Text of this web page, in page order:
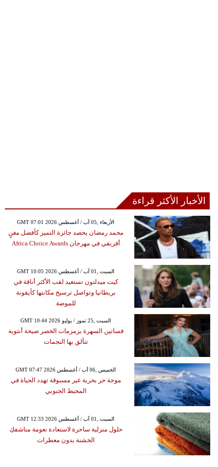
الأخبار الأكثر قراءة
GMT 07:01 2026 الأربعاء ,05 آب / أغسطس
محمد رمضان يحصد جائزة التميز كأفضل مغنٍ
أفريقي في مهرجان Africa Choice Awards
GMT 10:05 2026 السبت ,01 آب / أغسطس
كيت ميدلتون تستعيد لقب الأكثر أناقة في
بريطانيا وتواصل ترسيخ مكانتها كأيقونة
للموضة
GMT 10:44 2026 السبت ,25 تموز / يوليو
فساتين السهرة بزمزمات الخصر صيحة أنثوية
تتألق بها النجمات
GMT 07:47 2026 الخميس ,06 آب / أغسطس
موجة حر بحرية غير مسبوقة تهدد الحياة في
المحيط الجنوبي
GMT 12:33 2026 السبت ,01 آب / أغسطس
حلول منزلية ساحرة لاستعادة نعومة مناشفكِ
الخشنة بدون معطرات